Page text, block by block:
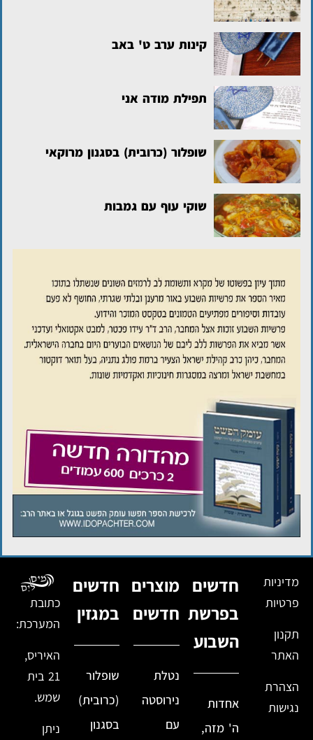
קינות ערב ט' באב
תפילת מודה אני
שופלור (כרובית) בסגנון מרוקאי
שוקי עוף עם גמבות
מדיניות
פרטיות
תקנון
האתר
הצהרת
נגישות
חדשים
בפרשת
השבוע
אחדות
ה' מזה,
מוצרים
חדשים
נטלת
נירוסטה
עם
חדשים
במגזין
שופלור
(כרובית)
בסגנון
כתובת
המערכת:
האיריס,
21 בית
שמש.
ניתן